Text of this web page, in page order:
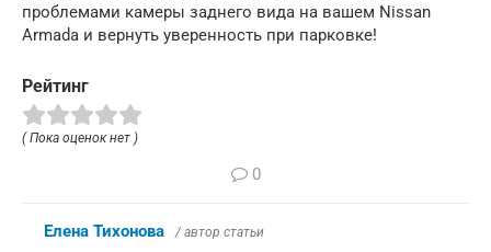
проблемами камеры заднего вида на вашем Nissan
Armada и вернуть уверенность при парковке!
Рейтинг
( Пока оценок нет )
0
Елена Тихонова / автор статьи